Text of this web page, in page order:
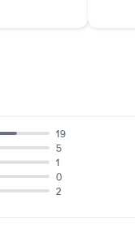
2
0
1
5
19